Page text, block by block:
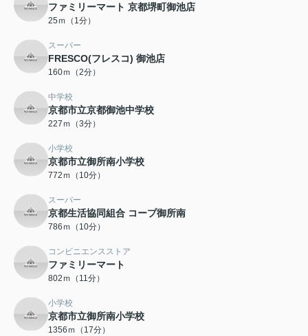
ファミリーマート 京都堺町御池店
25ｍ（1分）
スーパー
FRESCO(フレスコ) 御池店
160ｍ（2分）
中学校
京都市立京都御池中学校
227ｍ（3分）
小学校
京都市立御所南小学校
772ｍ（10分）
スーパー
京都生活協同組合 コープ御所南
786ｍ（10分）
コンビニエンスストア
ファミリーマート
802ｍ（11分）
小学校
京都市立御所南小学校
1356ｍ（17分）